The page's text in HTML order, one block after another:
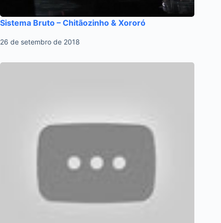
Sistema Bruto – Chitãozinho & Xororó
26 de setembro de 2018